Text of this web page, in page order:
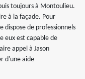
toujours à Montoulieu.
à la façade. Pour
de professionnels
eux est capable de
appel à Jason
d'une aide